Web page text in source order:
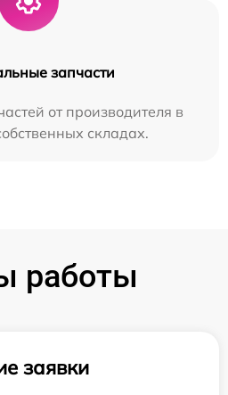
запчасти
от производителя в
складах.
работы
заявки